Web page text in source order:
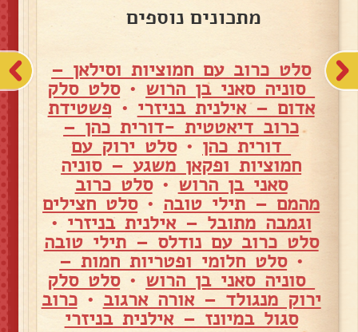
מתכונים נוספים
סלט כרוב עם חמוציות וסילאן –
סוניה סאני בן הרוש •סלט סלק
אדום – אילנית בניזרי • פשטידת
כרוב דיאטטית -דורית כהן –
דורית כהן •סלט ירוק עם
חמוציות ופקאן משגע – סוניה
סאני בן הרוש •סלט כרוב
מהמם – תילי טובה •סלט חצילים
וגמבה מתובל – אילנית בניזרי •
סלט כרוב עם נודלס – תילי טובה
•סלט חלומי ופטריות חמות –
סוניה סאני בן הרוש •סלט סלק
ירוק מנגולד – אורה ארגוב •כרוב
סגול במיונז – אילנית בניזרי